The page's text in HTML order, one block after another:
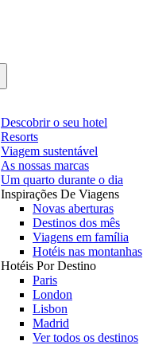
Descobrir o seu hotel
Resorts
Viagem sustentável
As nossas marcas
Um quarto durante o dia
Inspirações De Viagens
Novas aberturas
Destinos dos mês
Viagens em família
Hotéis nas montanhas
Hotéis Por Destino
Paris
London
Lisbon
Madrid
Ver todos os destinos